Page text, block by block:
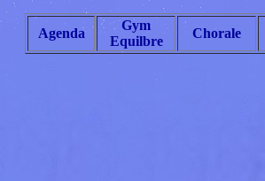
Agenda
Gym
Equilbre
Chorale